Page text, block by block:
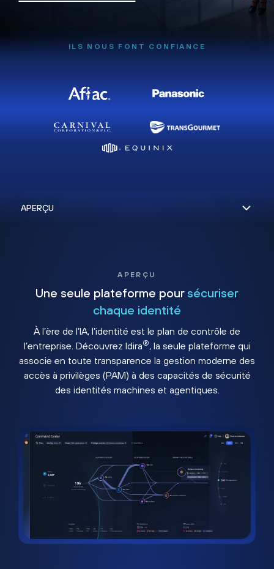
ILS NOUS FONT CONFIANCE
APERÇU
Une seule plateforme pour sécuriser
chaque identité
À l’ère de l’IA, l’identité est le plan de contrôle de
l’entreprise. Découvrez Idira®, la seule plateforme qui
associe en toute transparence la gestion moderne des
accès à privilèges (PAM) à des capacités de sécurité
des identités machines et agentiques.